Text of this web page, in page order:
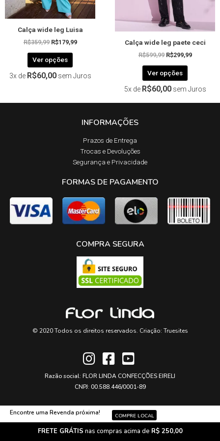
Calça wide leg Luisa
R$359,99 R$179,99
Ver opções
na
página
do
produto
3x de R$60,00 sem Juros
Calça wide leg paete ceci
R$599,99 R$299,99
Ver opções
página
do
produto
5x de R$60,00 sem Juros
INFORMAÇÕES
Prazos de Entrega​
Trocas e Devoluções​
Segurança e Privacidade
FORMAS DE PAGAMENTO
COMPRA SEGURA
© 2020 Todos os direitos reservados. Criação: Truesites
Razão social: FLOR LINDA CONFECÇÕES EIRELI
CNPJ: 00.588.446/0001-89
Encontre uma Revenda próxima! COMPRE LOCAL
FRETE GRÁTIS nas compras acima de R$ 250,00